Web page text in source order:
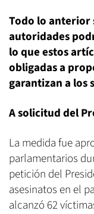
Todo lo anterior
autoridades
lo que estos
obligadas a
garantizan a los
A solicitud del
La medida fue
parlamentarios
petición del
asesinatos en el
alcanzó 62